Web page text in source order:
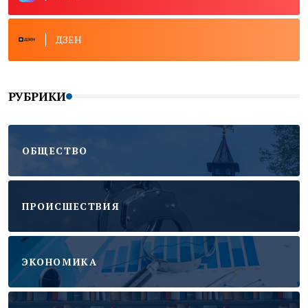
ДЗЕН
РУБРИКИ
ОБЩЕСТВО
ПРОИСШЕСТВИЯ
ЭКОНОМИКА